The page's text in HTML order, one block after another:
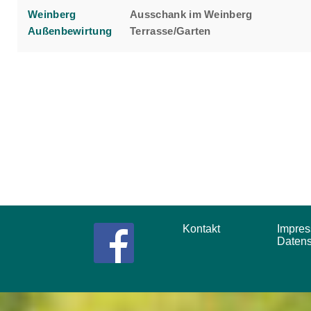
Weinberg
Ausschank im Weinberg
Außenbewirtung
Terrasse/Garten
Kontakt